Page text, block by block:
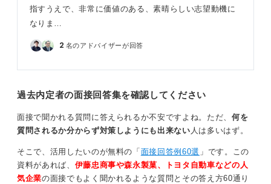
も対応できる知識として、ぜひ身に付けておいてくださ
い。
0
指すうえで、非常に価値のある、素晴らしい志望動機に
なりま…
2 名のアドバイザーが回答
過去内定者の面接回答集を確認してください
面接で聞かれる質問に答えられるか不安ですよね。ただ、 何を
質問されるか分からず対策しようにも出来ない 人は多いはず。
そこで、活用したいのが無料の「 面接回答例60選 」です。この
資料があれば、 伊藤忠商事や森永製菓、トヨタ自動車などの人
気企業の面接でもよく聞かれるような質問とその答え方60通り